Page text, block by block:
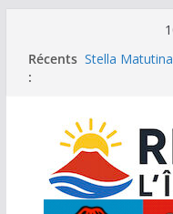
contenu
Récents
:
Stella
Une journée
Le samoussa
intense
Le Musée du
découvrir